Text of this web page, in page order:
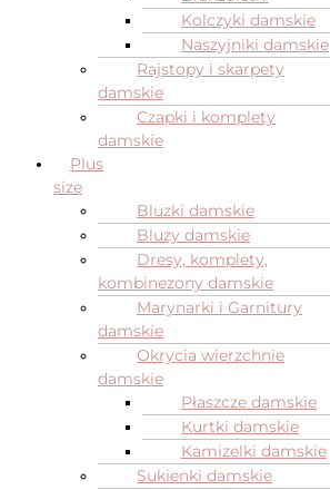
Kolczyki damskie
Naszyjniki damskie
Rajstopy i skarpety
damskie
Czapki i komplety
damskie
Plus
size
Bluzki damskie
Bluzy damskie
Dresy, komplety,
kombinezony damskie
Marynarki i Garnitury
damskie
Okrycia wierzchnie
damskie
Płaszcze damskie
Kurtki damskie
Kamizelki damskie
Sukienki damskie